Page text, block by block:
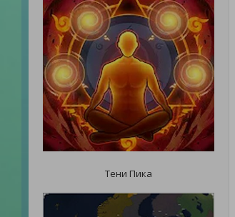
Тени Пика